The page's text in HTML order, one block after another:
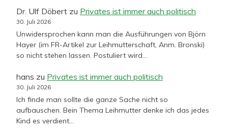
Dr. Ulf Döbert zu Privates ist immer auch politisch
30. Juli 2026
Unwidersprochen kann man die Ausführungen von Björn
Hayer (im FR-Artikel zur Leihmutterschaft, Anm. Bronski)
so nicht stehen lassen. Postuliert wird…
hans zu Privates ist immer auch politisch
30. Juli 2026
Ich finde man sollte die ganze Sache nicht so
aufbauschen. Bein Thema Leihmutter denke ich das jedes
Kind es verdient…